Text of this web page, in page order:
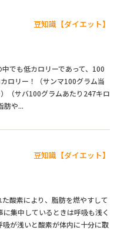
豆知識【ダイエット】
でも低カロリーであって、100
ロリー！（サンマ100グラム当
（サバ100グラムあたり247キロ
肪や...
豆知識【ダイエット】
酸素により、脂肪を燃やすして
に集中しているときは呼吸も浅く
吸が浅いと酸素が体内に十分に取